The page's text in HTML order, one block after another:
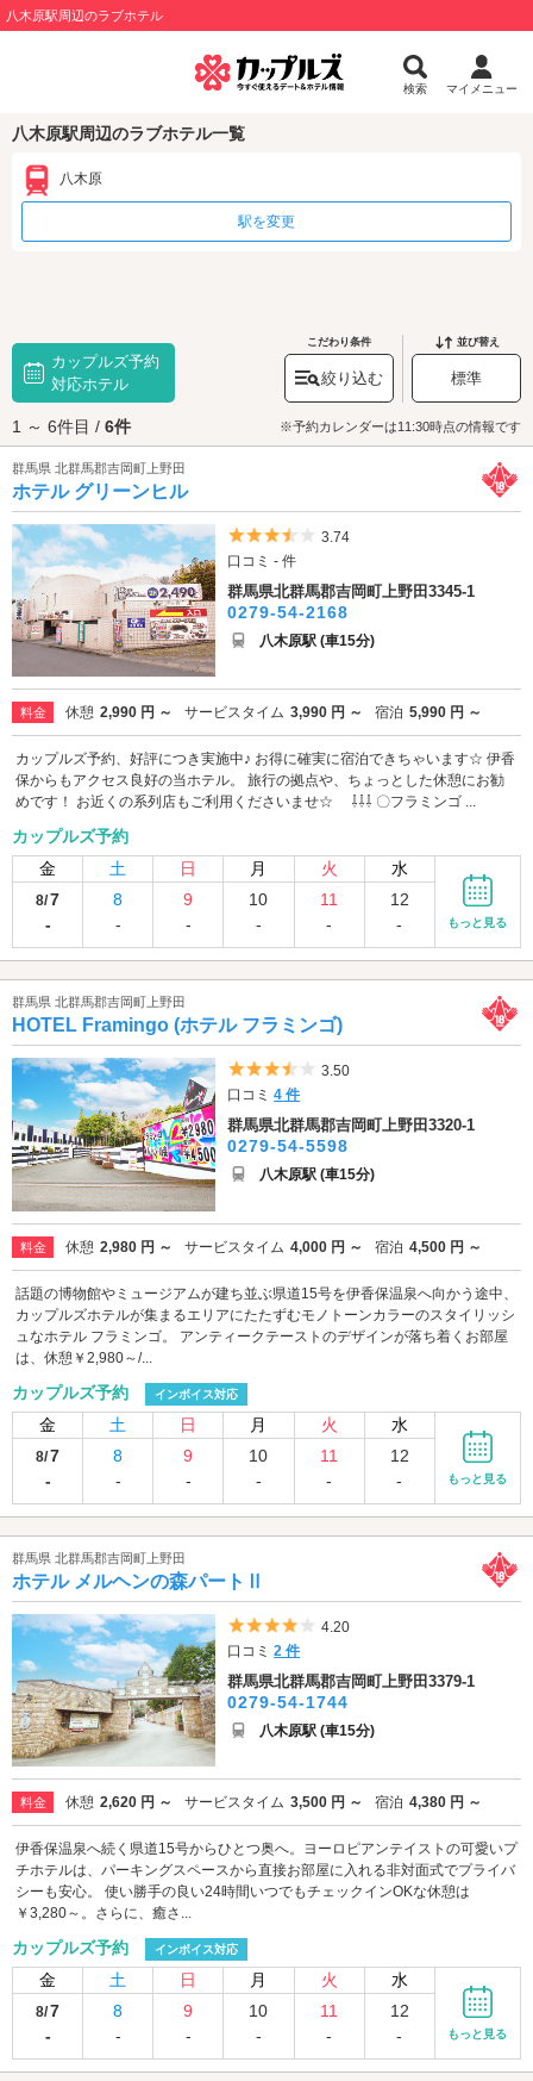
八木原駅周辺のラブホテル
検索 マイメニュー
八木原駅周辺のラブホテル一覧
八木原
駅を変更
カップルズ予約
対応ホテル
こだわり条件
絞り込む
並び替え
標準
1 ～ 6件目 / 6件 ※予約カレンダーは11:30時点の情報です
群馬県 北群馬郡吉岡町上野田
ホテル グリーンヒル
5つ星のうち3.5
3.74
口コミ - 件
群馬県北群馬郡吉岡町上野田3345-1
0279-54-2168
八木原駅 (車15分)
料金 休憩 2,990 円 ～ サービスタイム 3,990 円 ～ 宿泊 5,990 円 ～
カップルズ予約、好評につき実施中♪ お得に確実に宿泊できちゃいます☆ 伊香
保からもアクセス良好の当ホテル。 旅行の拠点や、ちょっとした休憩にお勧
めです！ お近くの系列店もご利用くださいませ☆ ⇩⇩⇩ 〇フラミンゴ ...
カップルズ予約
金
土 日 月 火 水
8/7
-
8
-
9
-
10
-
11
-
12
-
もっと見る
群馬県 北群馬郡吉岡町上野田
HOTEL Framingo (ホテル フラミンゴ)
5つ星のうち3.5
3.50
口コミ4 件
群馬県北群馬郡吉岡町上野田3320-1
0279-54-5598
八木原駅 (車15分)
料金 休憩 2,980 円 ～ サービスタイム 4,000 円 ～ 宿泊 4,500 円 ～
話題の博物館やミュージアムが建ち並ぶ県道15号を伊香保温泉へ向かう途中、
カップルズホテルが集まるエリアにたたずむモノトーンカラーのスタイリッシ
ュなホテル フラミンゴ。 アンティークテーストのデザインが落ち着くお部屋
は、休憩￥2,980～/...
カップルズ予約 インボイス対応
金 土 日 月 火 水
8/7
-
8
-
9
-
10
-
11
-
12
-
もっと見る
群馬県 北群馬郡吉岡町上野田
ホテル メルヘンの森パートⅡ
5つ星のうち4
4.20
口コミ2 件
群馬県北群馬郡吉岡町上野田3379-1
0279-54-1744
八木原駅 (車15分)
料金 休憩 2,620 円 ～ サービスタイム 3,500 円 ～ 宿泊 4,380 円 ～
伊香保温泉へ続く県道15号からひとつ奥へ。ヨーロピアンテイストの可愛いプ
チホテルは、パーキングスペースから直接お部屋に入れる非対面式でプライバ
シーも安心。 使い勝手の良い24時間いつでもチェックインOKな休憩は
￥3,280～。さらに、癒さ...
カップルズ予約 インボイス対応
金 土 日 月 火 水
8/7
-
8
-
9
-
10
-
11
-
12
-
もっと見る